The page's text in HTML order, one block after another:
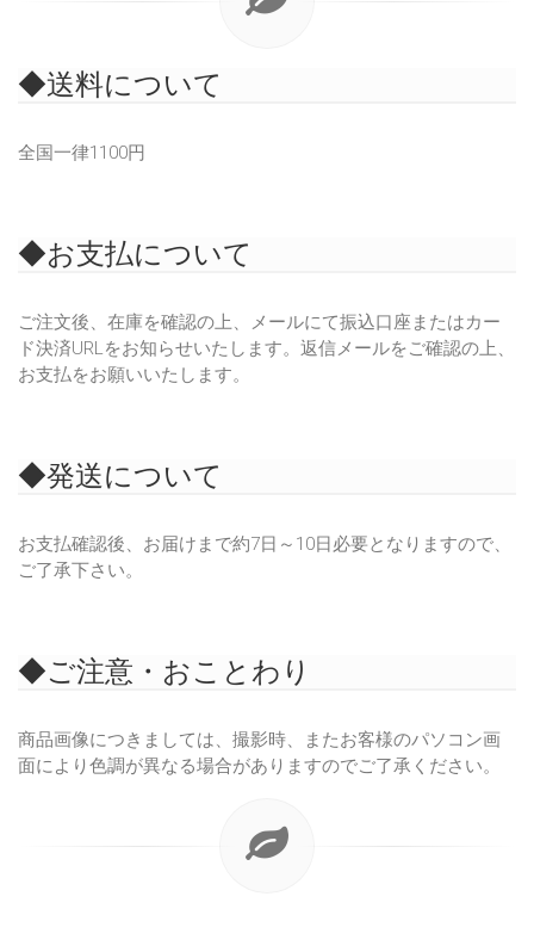
◆送料について
全国一律1100円
◆お支払について
ご注文後、在庫を確認の上、メールにて振込口座またはカー
ド決済URLをお知らせいたします。返信メールをご確認の上、
お支払をお願いいたします。
◆発送について
お支払確認後、お届けまで約7日～10日必要となりますので、
ご了承下さい。
◆ご注意・おことわり
商品画像につきましては、撮影時、またお客様のパソコン画
面により色調が異なる場合がありますのでご了承ください。